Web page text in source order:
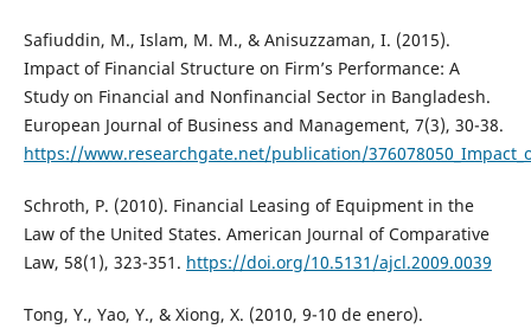
Safiuddin, M., Islam, M. M., & Anisuzzaman, I. (2015).
Impact of Financial Structure on Firm’s Performance: A
Study on Financial and Nonfinancial Sector in Bangladesh.
European Journal of Business and Management, 7(3), 30-38.
https://www.researchgate.net/publication/
Schroth, P. (2010). Financial Leasing of Equipment in the
Law of the United States. American Journal of Comparative
Law, 58(1), 323-351. https://doi.org/10.5131/ajcl.2009.0039
Tong, Y., Yao, Y., & Xiong, X. (2010, 9-10 de enero).